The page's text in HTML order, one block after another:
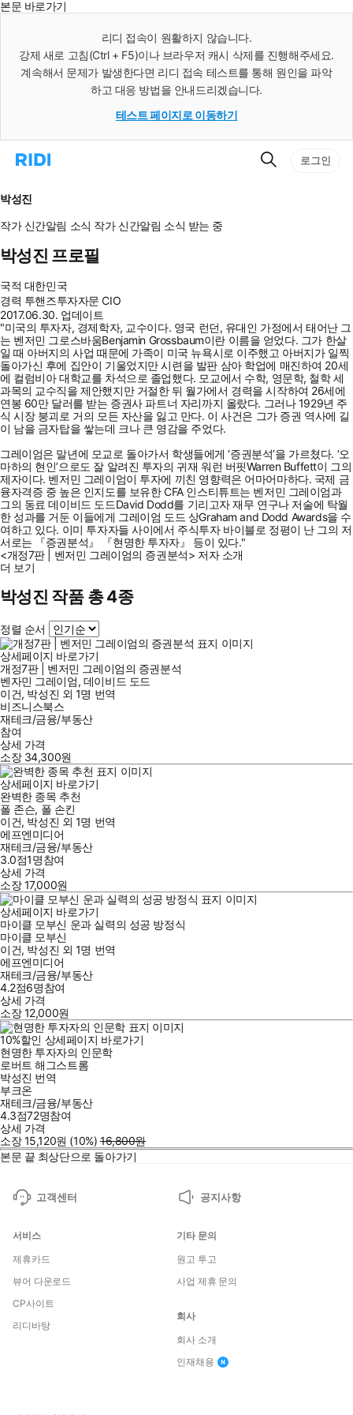
본문 바로가기
리디 접속이 원활하지 않습니다.
강제 새로 고침(Ctrl + F5)이나 브라우저 캐시 삭제를 진행해주세요.
계속해서 문제가 발생한다면 리디 접속 테스트를 통해 원인을 파악
하고 대응 방법을 안내드리겠습니다.
테스트 페이지로 이동하기
리
으
로
이
동
검
로그인
박성진
작가 신간알림 소식 작가 신간알림 소식 받는 중
박성진 프로필
국적 대한민국
경력 투핸즈투자자문 CIO
2017.06.30. 업데이트
"미국의 투자자, 경제학자, 교수이다. 영국 런던, 유대인 가정에서 태어난 그
는 벤저민 그로스바움Benjamin Grossbaum이란 이름을 얻었다. 그가 한살
일 때 아버지의 사업 때문에 가족이 미국 뉴욕시로 이주했고 아버지가 일찍
돌아가신 후에 집안이 기울었지만 시련을 발판 삼아 학업에 매진하여 20세
에 컬럼비아 대학교를 차석으로 졸업했다. 모교에서 수학, 영문학, 철학 세
과목의 교수직을 제안했지만 거절한 뒤 월가에서 경력을 시작하여 26세에
연봉 60만 달러를 받는 증권사 파트너 자리까지 올랐다. 그러나 1929년 주
식 시장 붕괴로 거의 모든 자산을 잃고 만다. 이 사건은 그가 증권 역사에 길
이 남을 금자탑을 쌓는데 크나 큰 영감을 주었다.
그레이엄은 말년에 모교로 돌아가서 학생들에게 ‘증권분석’을 가르쳤다. ‘오
마하의 현인’으로도 잘 알려진 투자의 귀재 워런 버핏Warren Buffett이 그의
제자이다. 벤저민 그레이엄이 투자에 끼친 영향력은 어마어마하다. 국제 금
융자격증 중 높은 인지도를 보유한 CFA 인스티튜트는 벤저민 그레이엄과
그의 동료 데이비드 도드David Dodd를 기리고자 재무 연구나 저술에 탁월
한 성과를 거둔 이들에게 그레이엄 도드 상Graham and Dodd Awards을 수
여하고 있다. 이미 투자자들 사이에서 주식투자 바이블로 정평이 난 그의 저
서로는 『증권분석』 『현명한 투자자』 등이 있다."
<개정7판 | 벤저민 그레이엄의 증권분석> 저자 소개
더 보기
박성진 작품 총 4종
정렬 순서
상세페이지 바로가기
개정7판 | 벤저민 그레이엄의 증권분석
벤자민 그레이엄, 데이비드 도드
이건, 박성진 외 1명 번역
비즈니스북스
재테크/금융/부동산
참여
상세 가격
소장 34,300원
상세페이지 바로가기
완벽한 종목 추천
폴 존슨, 폴 손킨
이건, 박성진 외 1명 번역
에프엔미디어
재테크/금융/부동산
3.0점1명참여
상세 가격
소장17,000원
상세페이지 바로가기
마이클 모부신 운과 실력의 성공 방정식
마이클 모부신
이건, 박성진 외 1명 번역
에프엔미디어
재테크/금융/부동산
4.2점6명참여
상세 가격
소장12,000원
10%할인 상세페이지 바로가기
현명한 투자자의 인문학
로버트 해그스트롬
박성진 번역
부크온
재테크/금융/부동산
4.3점72명참여
상세 가격
소장15,120원 (10%) 16,800원
본문 끝 최상단으로 돌아가기
고객센터 공지사항
서비스
제휴카드
뷰어 다운로드
CP사이트
리디바탕
기타 문의
원고 투고
사업 제휴 문의
회사
회사 소개
인재채용